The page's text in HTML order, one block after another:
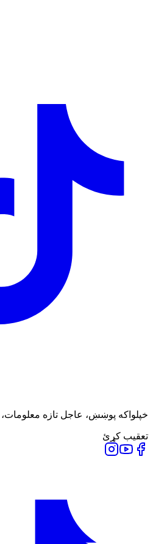
خپلواکه پوښښ، عاجل تازه معلومات،
تعقیب کړئ